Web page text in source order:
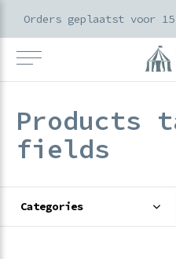
Products
fields
Categories